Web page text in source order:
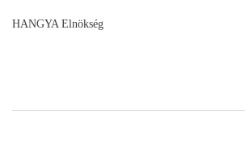
HANGYA Elnökség